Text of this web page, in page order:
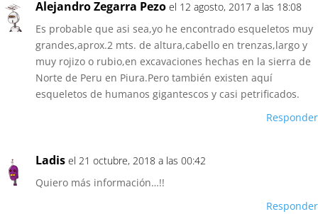
Alejandro Zegarra Pezo el 12 agosto, 2017 a las 18:08
Es probable que asi sea,yo he encontrado esqueletos muy
grandes,aprox.2 mts. de altura,cabello en trenzas,largo y
muy rojizo o rubio,en excavaciones hechas en la sierra de
Norte de Peru en Piura.Pero también existen aquí
esqueletos de humanos gigantescos y casi petrificados.
Responder
Ladis el 21 octubre, 2018 a las 00:42
Quiero más información…!!
Responder